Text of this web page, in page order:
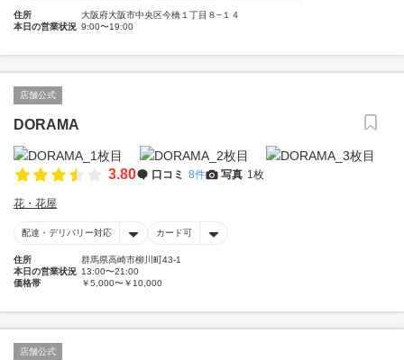
住所
大阪府大阪市中央区今橋１丁目８−１４
本日の営業状況 9:00〜19:00
店舗公式
DORAMA
3.80 口コミ 8件 写真 1枚
花・花屋
配達・デリバリー対応 カード可
住所
群馬県高崎市柳川町43-1
本日の営業状況 13:00〜21:00
価格帯
￥5,000〜￥10,000
店舗公式